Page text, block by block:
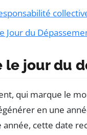
Jour du
le jour du
qui marque le
en une
année, cette date